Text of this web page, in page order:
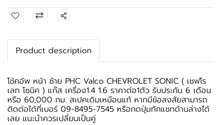
แชร์
Product description
โช้คอัพ หน้า ซ้าย PHC Valco CHEVROLET SONIC ( เชฟโร
เลท โซนิค ) แก๊ส เครื่อง1.4 1.6 ราคาต่อ1ตัว รับประกัน 6 เดือน
หรือ 60,000 กม. สเปคเดิมเหมือนแท้ หากมีข้อสงสัยสามารถ
ติดต่อได้ที่เบอร์ 09-8495-7545 หรือกดปุ่มทักแชทด้านล่างได้
เลย แนะนำควรเปลี่ยนเป็นคู่